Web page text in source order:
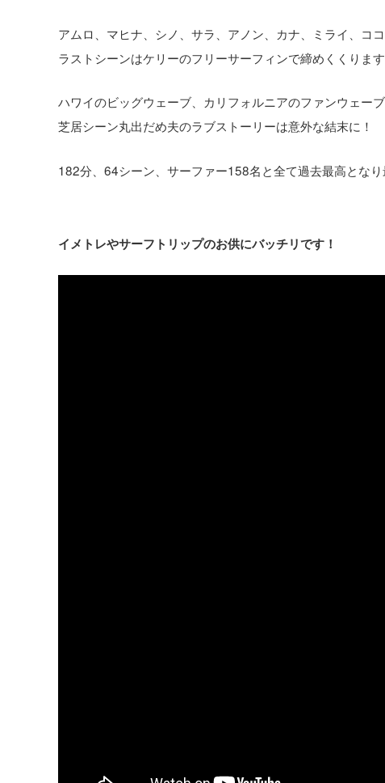
アムロ、マヒナ、シノ、サラ、アノン、カナ、ミライ、コ
ラストシーンはケリーのフリーサーフィンで締めくくります
ハワイのビッグウェーブ、カリフォルニアのファンウェー
芝居シーン丸出だめ夫のラブストーリーは意外な結末に！
182分、64シーン、サーファー158名と全て過去最高とな
イメトレやサーフトリップのお供にバッチリです！